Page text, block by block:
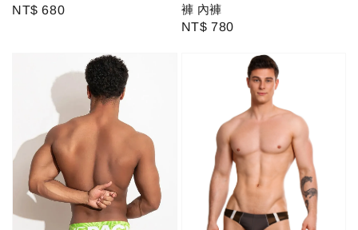
Regular
NT$ 680
褲 內褲
Regular
NT$ 780